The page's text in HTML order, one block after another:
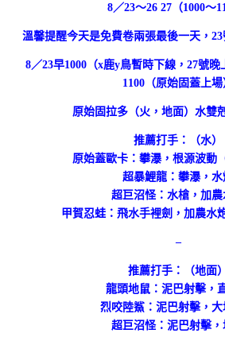
8／23～26 27（1000～
溫馨提醒今天是免費卷兩張最後一天，
8／23早1000（x鹿y鳥暫時下線，27號晚
1100（原始固蓋上場
原始固拉多（火，地面）水雙
推薦打手：（水）
原始蓋歐卡：攀瀑，根源波動
超暴鯉龍：攀瀑，水
超巨沼怪：水槍，加農
甲賀忍蛙：飛水手裡劍，加農水
–
推薦打手：（地面）
龍頭地鼠：泥巴射擊，
烈咬陸鯊：泥巴射擊，
超巨沼怪：泥巴射擊，